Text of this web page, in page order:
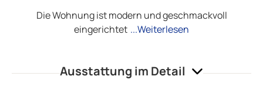
Die Wohnung ist modern und geschmackvoll
eingerichtet ...Weiterlesen
Ausstattung im Detail